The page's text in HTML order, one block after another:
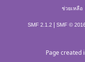
ช่วยเหลือ
SMF 2.1.2 SMF ©
Page created